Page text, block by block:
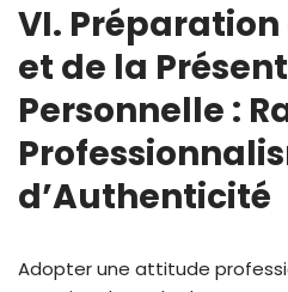
VI.
et de la
Personnelle :
d’Authenticité
Adopter une attitude